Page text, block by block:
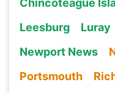
Chincoteague
Leesburg
Luray
Newport News
Portsmouth